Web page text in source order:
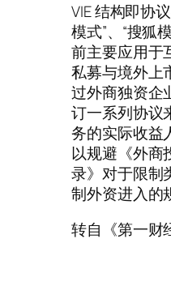
VIE 结构即协
模式”、“搜狐
前主要应用于
私募与境外上
过外商独资企
订一系列协议
务的实际收益
以规避《外商
录》对于限制
制外资进入的
转自《第一财